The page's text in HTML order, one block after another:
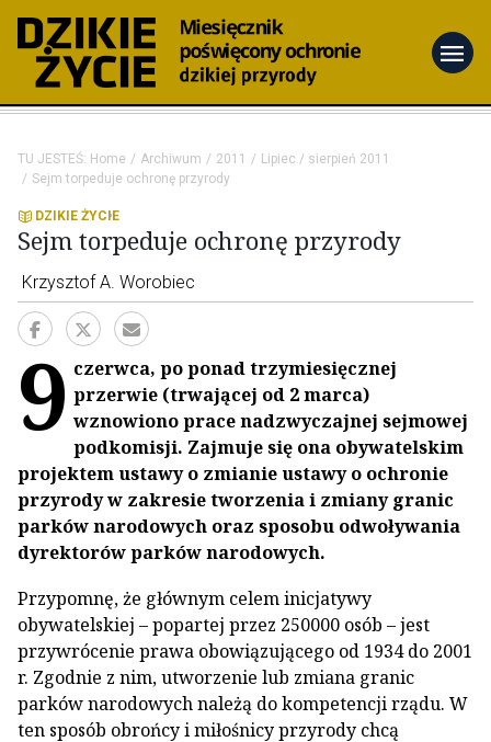
menu
TU JESTEŚ: Home Archiwum 2011
Lipiec / sierpień 2011
Sejm torpeduje ochronę przyrody
DZIKIE ŻYCIE
Sejm torpeduje ochronę przyrody
Krzysztof A. Worobiec
9 czerwca, po ponad trzymiesięcznej
przerwie (trwającej od 2 marca)
wznowiono prace nadzwyczajnej sejmowej
podkomisji. Zajmuje się ona obywatelskim
projektem ustawy o zmianie ustawy o ochronie
przyrody w zakresie tworzenia i zmiany granic
parków narodowych oraz sposobu odwoływania
dyrektorów parków narodowych.
Przypomnę, że głównym celem inicjatywy
obywatelskiej – popartej przez 250000 osób – jest
przywrócenie prawa obowiązującego od 1934 do 2001
r. Zgodnie z nim, utworzenie lub zmiana granic
parków narodowych należą do kompetencji rządu. W
ten sposób obrońcy i miłośnicy przyrody chcą